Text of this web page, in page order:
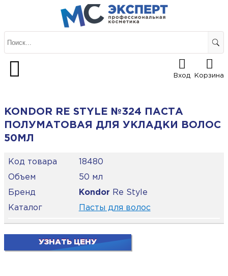
Вход Корзина
KONDOR RE STYLE №324 ПАСТА
ПОЛУМАТОВАЯ ДЛЯ УКЛАДКИ ВОЛОС
50МЛ
Код товара
18480
Объем
50 мл
Бренд
Kondor Re Style
Каталог
Пасты для волос
УЗНАТЬ ЦЕНУ